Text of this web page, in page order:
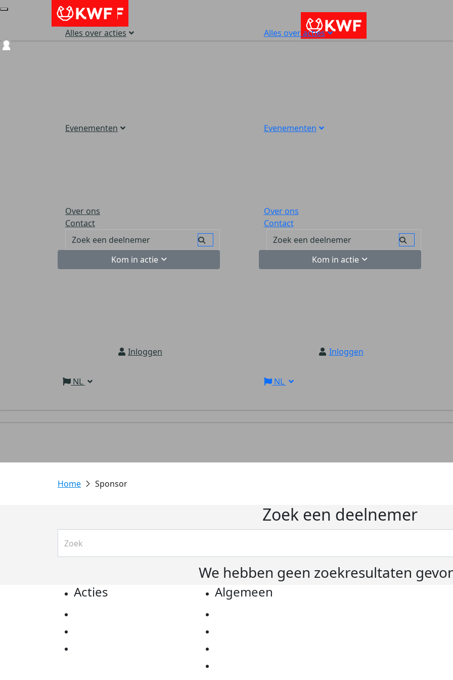
Alles over acties
Evenementen
Over ons
Contact
Kom in actie
Inloggen
NL
Alles over acties
Evenementen
Over ons
Contact
Kom in actie
Inloggen
NL
Sponsor
Zoek een deelnemer
We hebben geen zoekresultaten
Acties Algemeen